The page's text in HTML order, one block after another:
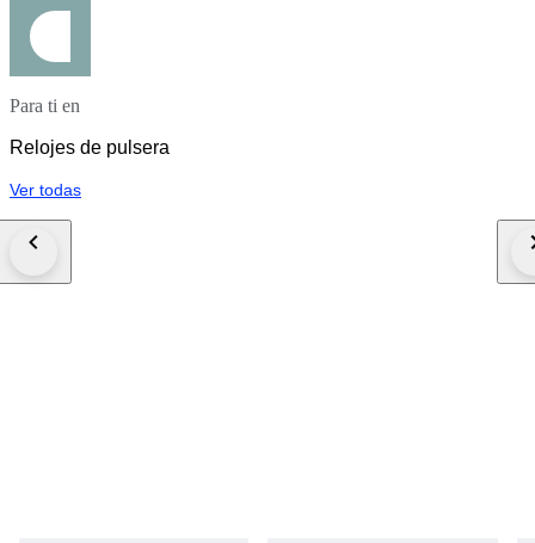
Para ti en
Relojes de pulsera
Ver todas